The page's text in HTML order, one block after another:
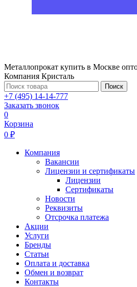
Металлопрокат купить в Москве
Компания Кристаль
Поиск
+7 (495) 14-14-777
Заказать звонок
0
Корзина
0 ₽
Компания
Вакансии
Лицензии и сертификаты
Лицензии
Сертификаты
Новости
Реквизиты
Отсрочка платежа
Акции
Услуги
Бренды
Статьи
Оплата и доставка
Обмен и возврат
Контакты